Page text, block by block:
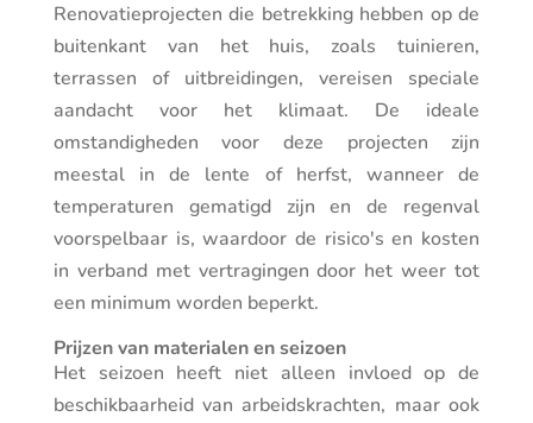
Renovatieprojecten die betrekking hebben op de
buitenkant van het huis, zoals tuinieren,
terrassen of uitbreidingen, vereisen speciale
aandacht voor het klimaat. De ideale
omstandigheden voor deze projecten zijn
meestal in de lente of herfst, wanneer de
temperaturen gematigd zijn en de regenval
voorspelbaar is, waardoor de risico's en kosten
in verband met vertragingen door het weer tot
een minimum worden beperkt.
Prijzen van materialen en seizoen
Het seizoen heeft niet alleen invloed op de
beschikbaarheid van arbeidskrachten, maar ook